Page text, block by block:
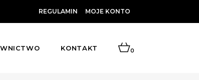
REGULAMIN MOJE KONTO
KONTAKT 0